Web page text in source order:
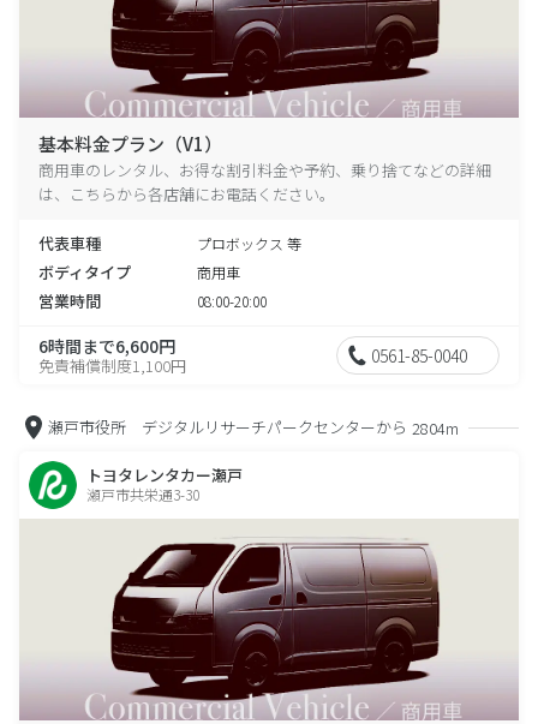
基本料金プラン（V1）
商用車のレンタル、お得な割引料金や予約、乗り捨てなどの詳細
は、こちらから各店舗にお電話ください。
代表車種 プロボックス 等
ボディタイプ 商用車
営業時間 08:00-20:00
6時間まで6,600円
免責補償制度1,100円 0561-85-0040
瀬戸市役所 デジタルリサーチパークセンターから 2804m
トヨタレンタカー瀬戸
瀬戸市共栄通3-30